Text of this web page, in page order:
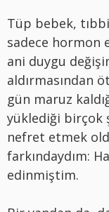
Tüp bebek,
sadece hormon
ani duygu
aldırmasından
gün maruz
yüklediği birçok
nefret etmek
farkındaydım:
edinmiştim.